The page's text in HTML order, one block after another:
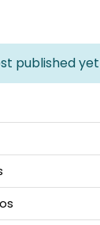
published